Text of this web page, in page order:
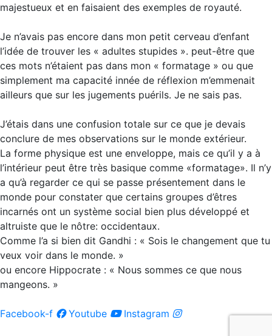
majestueux et en faisaient des exemples de royauté.
Je n’avais pas encore dans mon petit cerveau d’enfant
l’idée de trouver les « adultes stupides ». peut-être que
ces mots n’étaient pas dans mon « formatage » ou que
simplement ma capacité innée de réflexion m’emmenait
ailleurs que sur les jugements puérils. Je ne sais pas.
J’étais dans une confusion totale sur ce que je devais
conclure de mes observations sur le monde extérieur.
La forme physique est une enveloppe, mais ce qu’il y a à
l’intérieur peut être très basique comme «formatage». Il n’y
a qu’à regarder ce qui se passe présentement dans le
monde pour constater que certains groupes d’êtres
incarnés ont un système social bien plus développé et
altruiste que le nôtre: occidentaux.
Comme l’a si bien dit Gandhi : « Sois le changement que tu
veux voir dans le monde. »
ou encore Hippocrate : « Nous sommes ce que nous
mangeons. »
Facebook-f Youtube Instagram